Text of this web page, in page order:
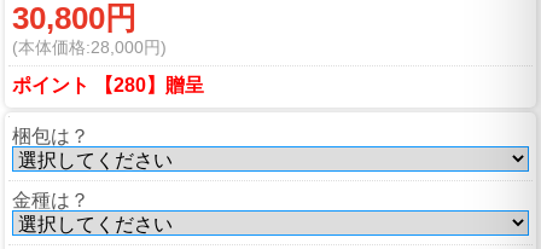
30,800円
(本体価格:28,000円)
ポイント 【280】贈呈
梱包は？
金種は？